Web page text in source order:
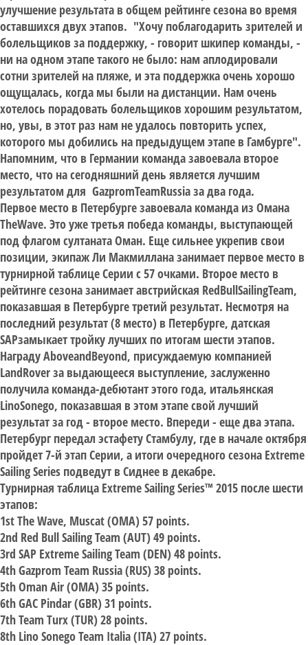
улучшение результата в общем рейтинге сезона во время
оставшихся двух этапов. "Хочу поблагодарить зрителей и
болельщиков за поддержку, - говорит шкипер команды, -
ни на одном этапе такого не было: нам аплодировали
сотни зрителей на пляже, и эта поддержка очень хорошо
ощущалась, когда мы были на дистанции. Нам очень
хотелось порадовать болельщиков хорошим результатом,
но, увы, в этот раз нам не удалось повторить успех,
которого мы добились на предыдущем этапе в Гамбурге".
Напомним, что в Германии команда завоевала второе
место, что на сегодняшний день является лучшим
результатом для GazpromTeamRussia за два года.
Первое место в Петербурге завоевала команда из Омана
TheWave. Это уже третья победа команды, выступающей
под флагом султаната Оман. Еще сильнее укрепив свои
позиции, экипаж Ли Макмиллана занимает первое место в
турнирной таблице Серии с 57 очками. Второе место в
рейтинге сезона занимает австрийская RedBullSailingTeam,
показавшая в Петербурге третий результат. Несмотря на
последний результат (8 место) в Петербурге, датская
SAPзамыкает тройку лучших по итогам шести этапов.
Награду AboveandBeyond, присуждаемую компанией
LandRover за выдающееся выступление, заслуженно
получила команда-дебютант этого года, итальянская
LinoSonego, показавшая в этом этапе свой лучший
результат за год - второе место. Впереди - еще два этапа.
Петербург передал эстафету Стамбулу, где в начале октября
пройдет 7-й этап Серии, а итоги очередного сезона Extreme
Sailing Series подведут в Сиднее в декабре.
Турнирная таблица Extreme Sailing Series™ 2015 после шести
этапов:
1st The Wave, Muscat (OMA) 57 points.
2nd Red Bull Sailing Team (AUT) 49 points.
3rd SAP Extreme Sailing Team (DEN) 48 points.
4th Gazprom Team Russia (RUS) 38 points.
5th Oman Air (OMA) 35 points.
6th GAC Pindar (GBR) 31 points.
7th Team Turx (TUR) 28 points.
8th Lino Sonego Team Italia (ITA) 27 points.